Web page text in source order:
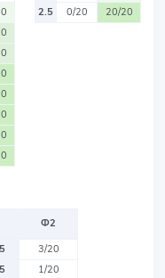
2.5
0/20 20/20
Ф2
3/20
1/20